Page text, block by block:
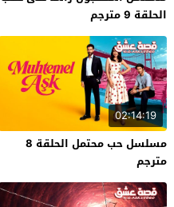
الحلقة 9 مترجم
02:14:19
مسلسل حب محتمل الحلقة 8
مترجم